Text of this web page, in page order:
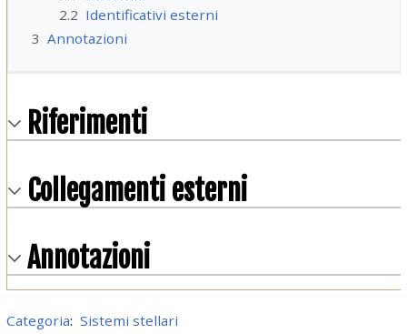
2.2 Identificativi esterni
3 Annotazioni
Riferimenti
Collegamenti esterni
Annotazioni
Categoria: Sistemi stellari